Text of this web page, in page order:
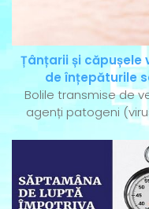
Țânțarii și
de înțepăturile
Bolile transmise de
agenți patogeni